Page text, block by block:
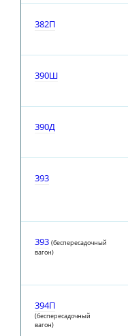
382П
390Ш
390Д
393
393 (беспересадочный
вагон)
394П
(беспересадочный
вагон)